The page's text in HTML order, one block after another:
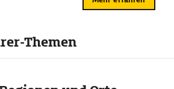
Themen